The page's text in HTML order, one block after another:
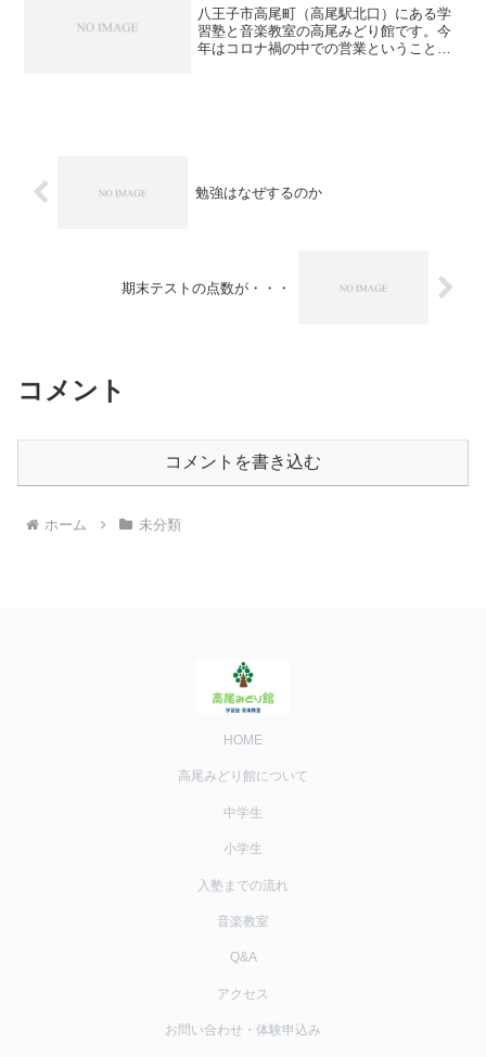
八王子市高尾町（高尾駅北口）にある学
習塾と音楽教室の高尾みどり館です。今
年はコロナ禍の中での営業ということで
勉強はなぜするのか
期末テストの点数が・・・
コメント
コメントを書き込む
ホーム 未分類
HOME
高尾みどり館について
中学生
小学生
入塾までの流れ
音楽教室
Q&A
アクセス
お問い合わせ・体験申込み